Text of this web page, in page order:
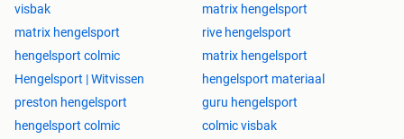
visbak
matrix hengelsport
matrix hengelsport
rive hengelsport
hengelsport colmic
matrix hengelsport
Hengelsport | Witvissen
hengelsport materiaal
preston hengelsport
guru hengelsport
hengelsport colmic
colmic visbak